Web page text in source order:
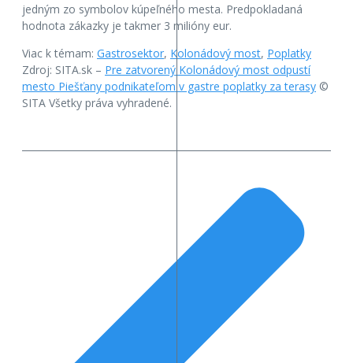
jedným zo symbolov kúpeľného mesta. Predpokladaná
hodnota zákazky je takmer 3 milióny eur.
Viac k témam: Gastrosektor, Kolonádový most, Poplatky
Zdroj: SITA.sk – Pre zatvorený Kolonádový most odpustí
mesto Piešťany podnikateľom v gastre poplatky za terasy ©
SITA Všetky práva vyhradené.